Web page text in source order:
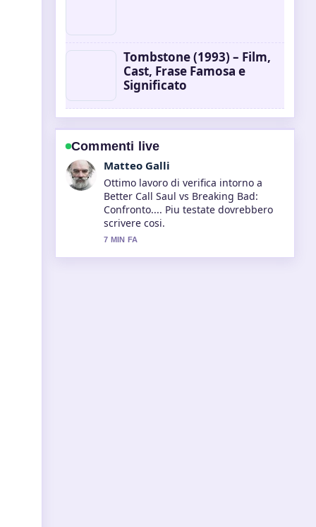
Tombstone (1993) – Film,
Cast, Frase Famosa e
Significato
Commenti live
Matteo Galli
Ottimo lavoro di verifica intorno a
Better Call Saul vs Breaking Bad:
Confronto.... Piu testate dovrebbero
scrivere cosi.
7 MIN FA